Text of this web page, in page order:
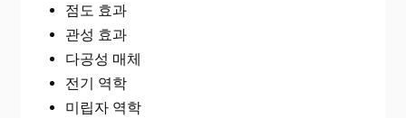
점도 효과
관성 효과
다공성 매체
전기 역학
미립자 역학